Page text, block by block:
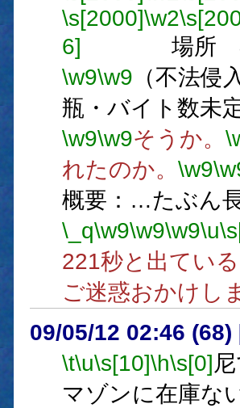
\s[2000]\w2
6] 場所 学
\w9\w9 （不法侵
瓶・バイト数未
\w9\w9そうか。
れたのか。 \w9
概要：…たぶん
\_q\w9\w9\w9\u
221秒と出てい
ご迷惑おかけし
09/05/12 02:46 (68)
\t\u\s[10]\h\s[0]
マゾンに在庫な